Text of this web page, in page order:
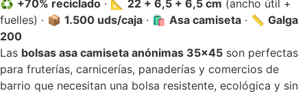
♻️ +70% reciclado · 📐 22 + 6,5 + 6,5 cm (ancho útil +
fuelles) · 📦 1.500 uds/caja · 🛍️ Asa camiseta · 📏 Galga
200
Las bolsas asa camiseta anónimas 35×45 son perfectas
para fruterías, carnicerías, panaderías y comercios de
barrio que necesitan una bolsa resistente, ecológica y sin